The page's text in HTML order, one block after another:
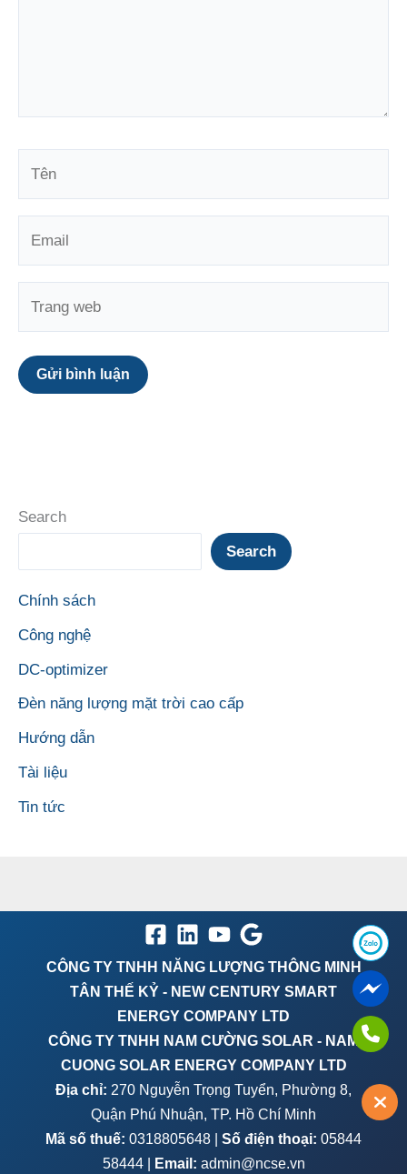
web
Search
Search
Chính sách
Công nghệ
DC-optimizer
Đèn năng lượng mặt trời cao cấp
Hướng dẫn
Tài liệu
Tin tức
CÔNG TY TNHH NĂNG LƯỢNG THÔNG MINH
TÂN THẾ KỶ - NEW CENTURY SMART
ENERGY COMPANY LTD
CÔNG TY TNHH NAM CƯỜNG SOLAR - NAM
CUONG SOLAR ENERGY COMPANY LTD
Địa chỉ: 270 Nguyễn Trọng Tuyển, Phường 8,
Quận Phú Nhuận, TP. Hồ Chí Minh
Mã số thuế: 0318805648 | Số điện thoại: 05844
58444 |
Email: admin@ncse.vn